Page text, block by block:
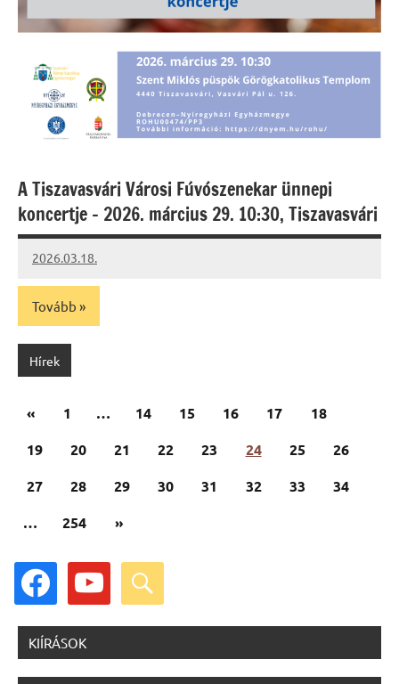
A Tiszavasvári Városi Fúvószenekar ünnepi
koncertje – 2026. március 29. 10:30, Tiszavasvári
2026.03.18.
Leiszt
Máté
Tovább
Hírek
Bejegyzések
lapozása
«Előző
1 … 14 15 16 17
18
19
20 21 22 23 24 25
26
27
28 29 30 31 32 33
34
…
254
Következő
»
facebook youtube search
KIÍRÁSOK